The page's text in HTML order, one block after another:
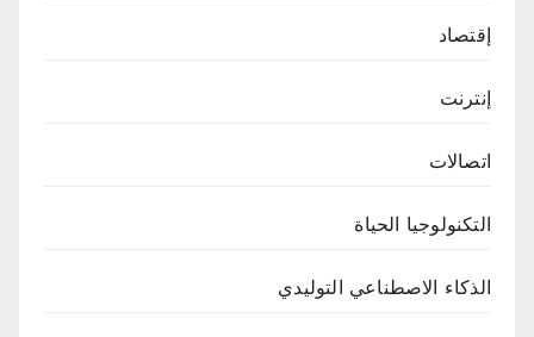
إقتصاد
إنترنت
اتصالات
التكنولوجيا الحياة
الذكاء الاصطناعي التوليدي